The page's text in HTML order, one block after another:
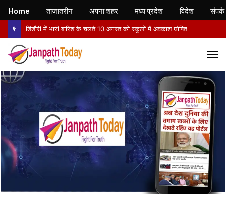
डिंडौरी में भारी बारिश के चलते 10 अगस्त को स्कूलों में अवकाश घोषित
Home ताज़ातरीन अपना शहर मध्य प्रदेश विदेश संपर्क